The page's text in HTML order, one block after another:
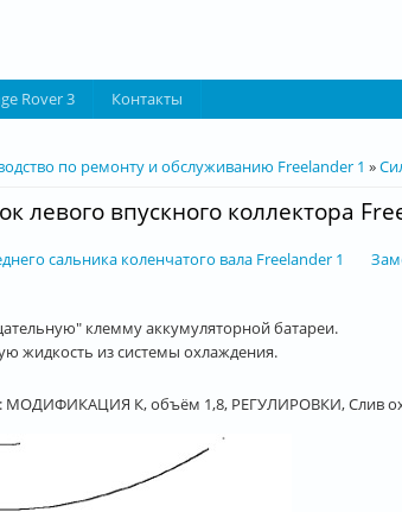
Rover 3 Контакты
по ремонту и обслуживанию Freelander 1 »
левого впускного коллектора
сальника коленчатого вала Freelander 1
клемму аккумуляторной батареи.
жидкость из системы охлаждения.
К, объём 1,8, РЕГУЛИРОВКИ, Слив